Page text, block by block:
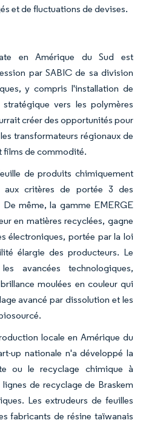
et de fluctuations de devises.
en Amérique du Sud est
par SABIC de sa division
y compris l'installation de
vers les polymères
créer des opportunités pour
transformateurs régionaux de
films de commodité.
de produits chimiquement
aux critères de portée 3 des
même, la gamme EMERGE
en matières recyclées, gagne
électroniques, portée par la loi
élargie des producteurs. Le
avancées technologiques,
moulées en couleur qui
avancé par dissolution et les
locale en Amérique du
up nationale n'a développé la
ou le recyclage chimique à
de recyclage de Braskem
Les extrudeurs de feuilles
fabricants de résine taïwanais